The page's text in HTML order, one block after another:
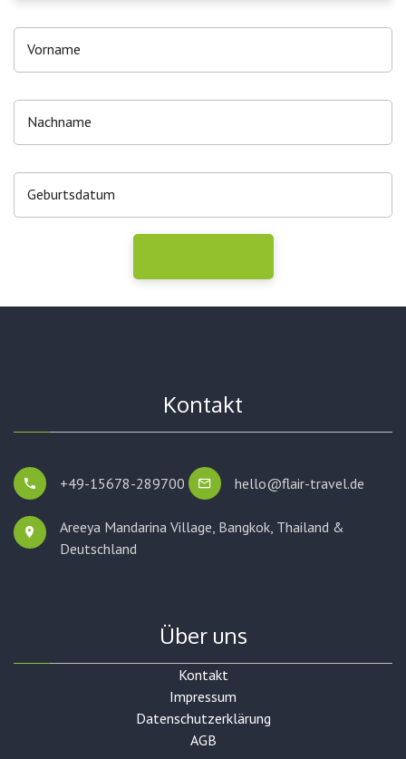
Kontakt
+49-15678-289700 hello@flair-travel.de
Areeya Mandarina Village, Bangkok, Thailand &
Deutschland
Über uns
Kontakt
Impressum
Datenschutzerklärung
AGB